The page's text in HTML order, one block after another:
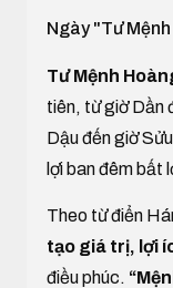
Ngày "Tư
Tư Mệnh
tiên, từ giờ Dần
Dậu đến giờ
lợi ban đêm bất
Theo từ điển
tạo giá trị, lợi
điều phúc.